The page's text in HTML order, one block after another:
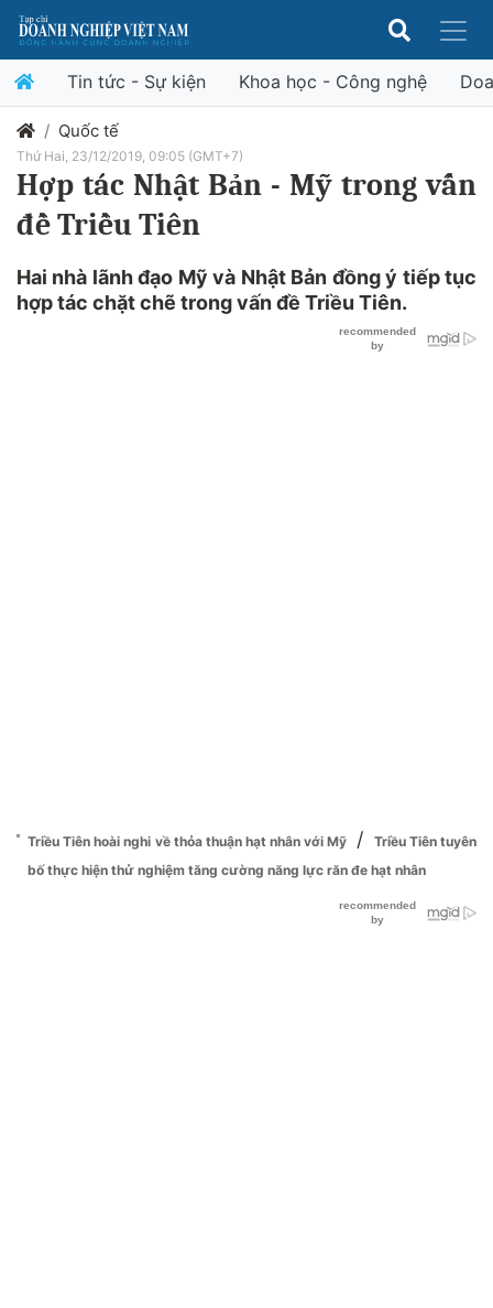
Tin tức - Sự kiện Khoa học - Công nghệ
Quốc tế
Thứ Hai, 23/12/2019, 09:05 (GMT+7)
Hợp tác Nhật Bản - Mỹ trong vấn
đề Triều Tiên
Hai nhà lãnh đạo Mỹ và Nhật Bản đồng ý tiếp tục
hợp tác chặt chẽ trong vấn đề Triều Tiên.
Triều Tiên hoài nghi về thỏa thuận hạt nhân với Mỹ /
Triều Tiên tuyên
bố thực hiện thử nghiệm tăng cường năng lực răn đe hạt nhân